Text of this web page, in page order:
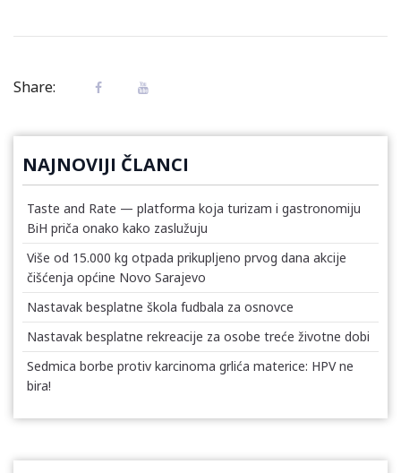
Share:
NAJNOVIJI ČLANCI
Taste and Rate — platforma koja turizam i gastronomiju
BiH priča onako kako zaslužuju
Više od 15.000 kg otpada prikupljeno prvog dana akcije
čišćenja općine Novo Sarajevo
Nastavak besplatne škola fudbala za osnovce
Nastavak besplatne rekreacije za osobe treće životne dobi
Sedmica borbe protiv karcinoma grlića materice: HPV ne
bira!